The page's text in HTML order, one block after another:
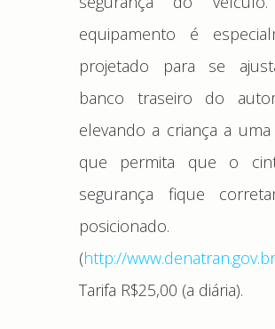
equipamento é
projetado para se
banco traseiro do
elevando a criança a
que permita que o
segurança fique
posicionado.
(http://
Tarifa R$25,00 (a diária).